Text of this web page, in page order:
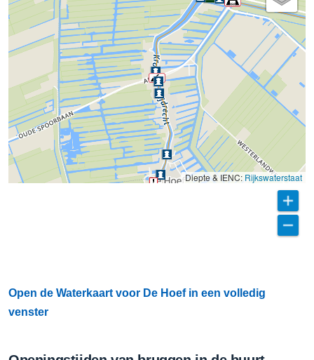
Diepte & IENC: Rijkswaterstaat
Open de Waterkaart voor De Hoef in een volledig
venster